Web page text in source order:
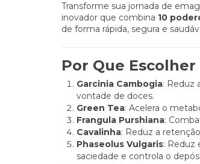
Transforme sua jornada de
inovador que combina 10
de forma rápida, segura e
Por Que
Garcinia Cambogia: Reduz
vontade de doces.
Green Tea: Acelera o
Frangula Purshiana:
Cavalinha: Reduz a
Phaseolus Vulgaris: Reduz
saciedade e controla o